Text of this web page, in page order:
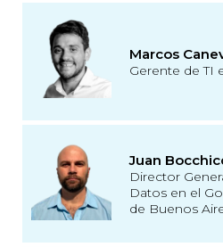
Marcos
Gerente de TI
Juan
Director
Datos en el
de Buenos